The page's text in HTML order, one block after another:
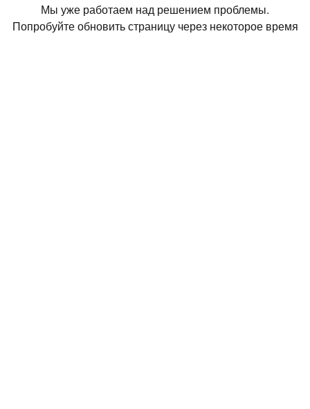
Мы уже работаем над решением проблемы.
Попробуйте обновить страницу через некоторое время